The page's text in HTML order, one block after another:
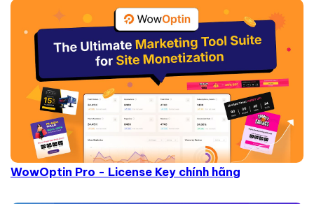
WowOptin Pro - License Key chính hãng